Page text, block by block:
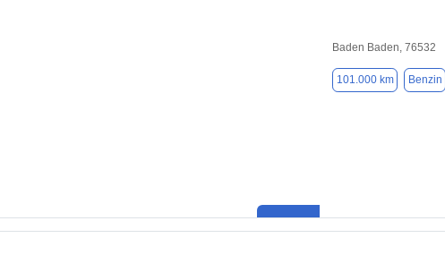
Baden Baden, 76532
101.000 km Benzin